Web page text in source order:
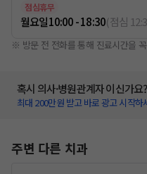
점심휴무
월요일10:00 - 18:30(점심
※ 방문 전 전화를 통해 진료시간을
혹시 의사·병원관계자 이신가요?
최대 200만원 받고 바로 광고 시작하
주변 다른 치과